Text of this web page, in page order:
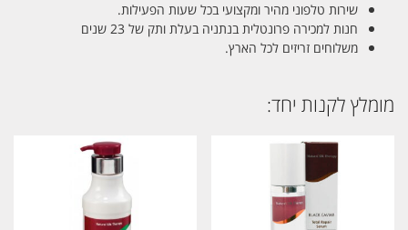
שירות טלפוני מהיר ומקצועי בכל שעות הפעילות.
חנות למכירה פרונטלית בנתניה בעלת ותק של 23 שנים
משלוחים זריזים לכל הארץ.
מומלץ לקנות יחד: